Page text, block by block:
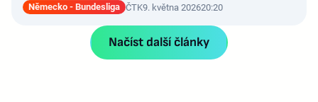
Německo - Bundesliga ČTK9. května 202620:20
Načíst další články